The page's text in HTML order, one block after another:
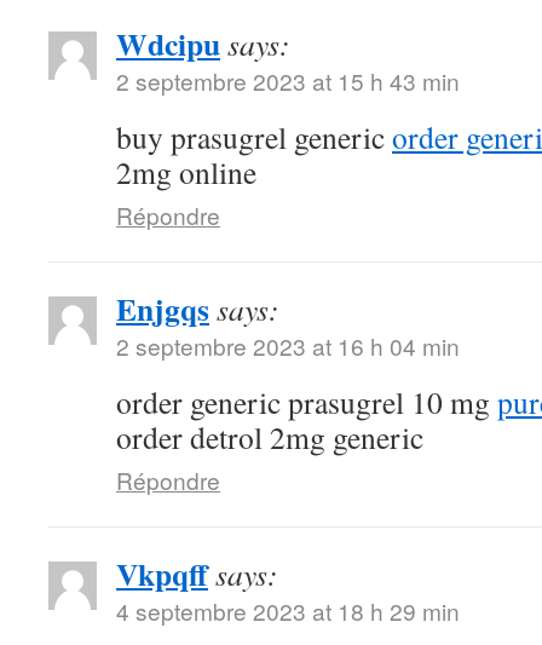
Wdcipusays:
2 septembre 2023 at 15 h 43 min
buy prasugrel genericorder
2mg online
Répondre
Enjgqssays:
2 septembre 2023 at 16 h 04 min
order generic prasugrel 10 mg
order detrol 2mg generic
Répondre
Vkpqffsays:
4 septembre 2023 at 18 h 29 min